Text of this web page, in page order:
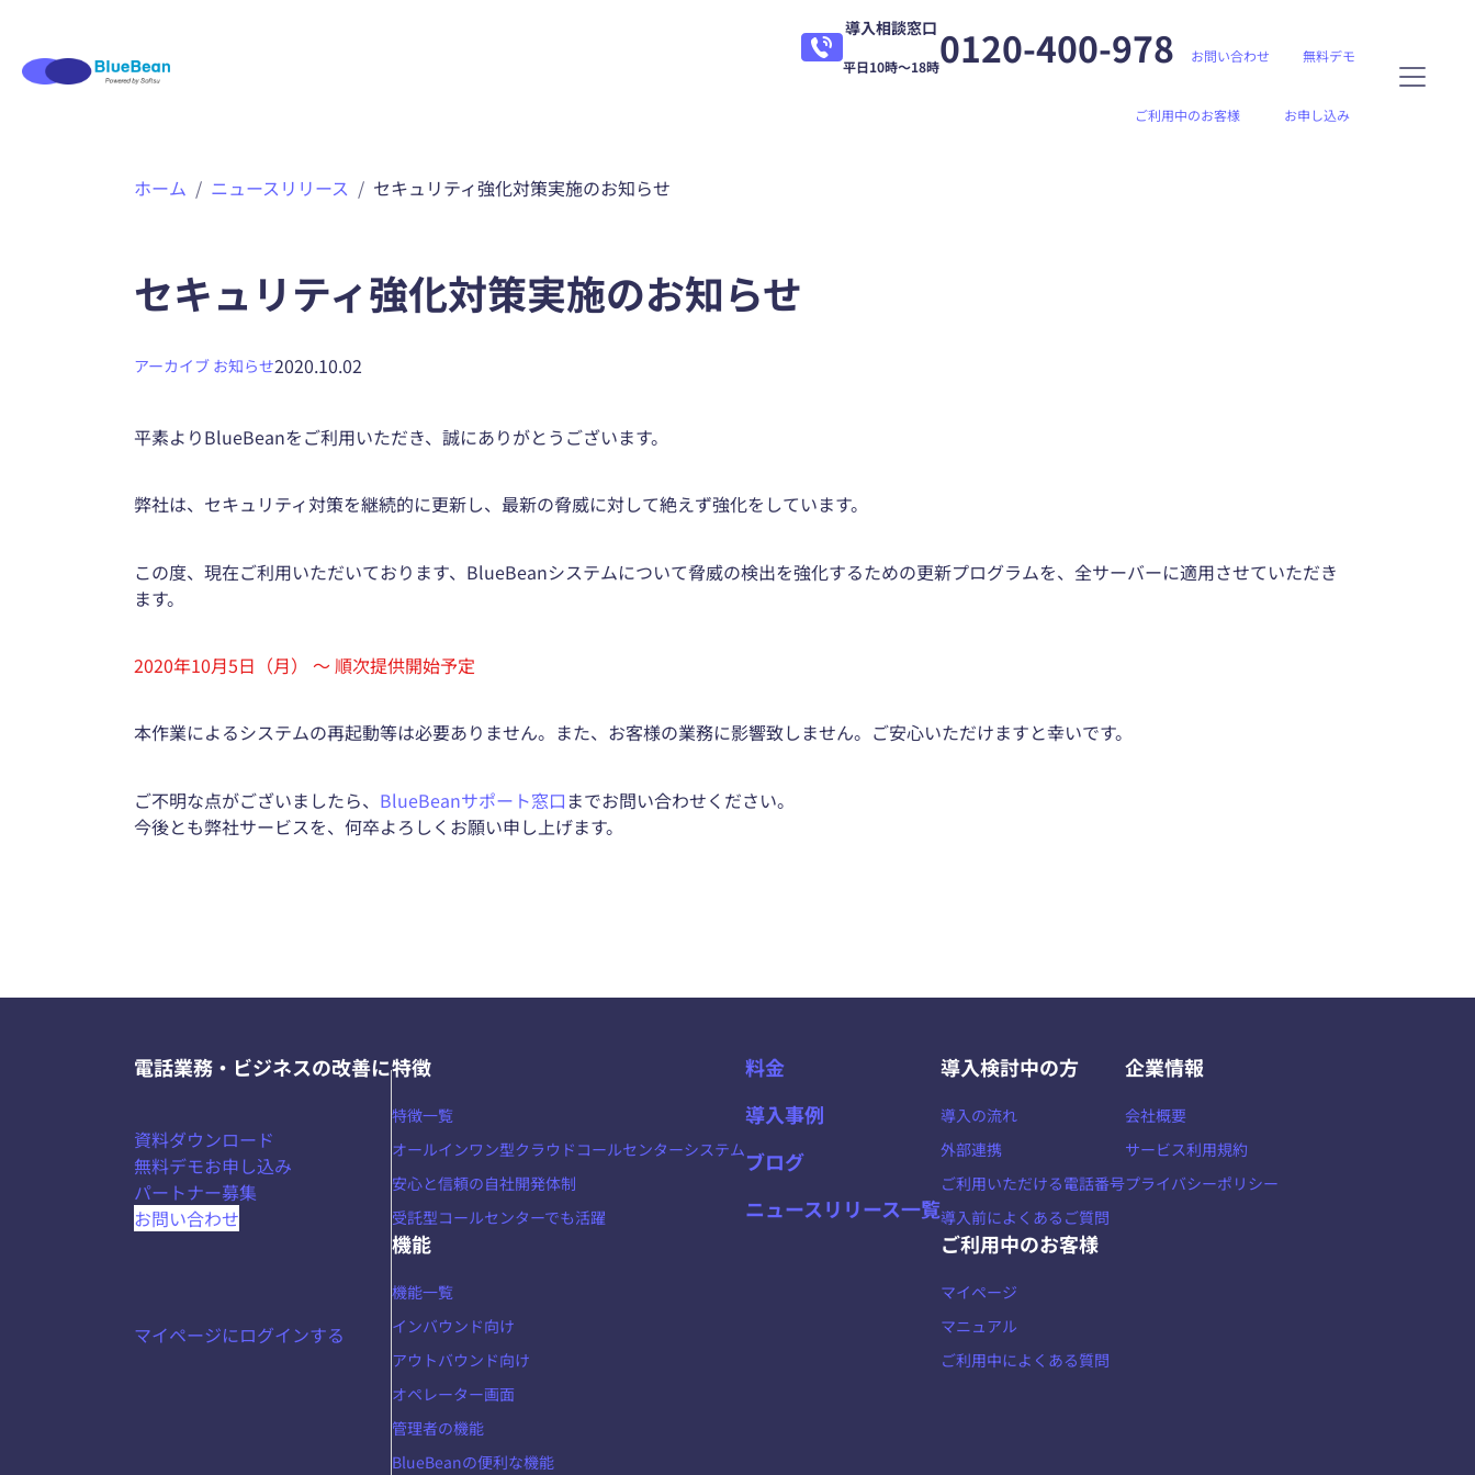
導入相談窓口
平日10時～18時0120-400-978 お問い合わせ 無料デモ
ご利用中のお客様 お申し込み
ホーム ニュースリリース セキュリティ強化対策実施のお知らせ
セキュリティ強化対策実施のお知らせ
アーカイブ お知らせ2020.10.02
平素よりBlueBeanをご利用いただき、誠にありがとうございます。
弊社は、セキュリティ対策を継続的に更新し、最新の脅威に対して絶えず強化をしています。
この度、現在ご利用いただいております、BlueBeanシステムについて脅威の検出を強化するための更新プログラムを、全サーバーに適用させていただき
ます。
2020年10月5日（月） ～ 順次提供開始予定
本作業によるシステムの再起動等は必要ありません。また、お客様の業務に影響致しません。ご安心いただけますと幸いです。
ご不明な点がございましたら、 BlueBeanサポート窓口 までお問い合わせください。
今後とも弊社サービスを、何卒よろしくお願い申し上げます。
電話業務・ビジネスの改善に
資料ダウンロード
無料デモお申し込み
パートナー募集
お問い合わせ
マイページにログインする
特徴
特徴一覧
オールインワン型クラウドコールセンターシステム
安心と信頼の自社開発体制
受託型コールセンターでも活躍
機能
機能一覧
インバウンド向け
アウトバウンド向け
オペレーター画面
管理者の機能
BlueBeanの便利な機能
料金
導入事例
ブログ
ニュースリリース一覧
導入検討中の方
導入の流れ
外部連携
ご利用いただける電話番号
導入前によくあるご質問
ご利用中のお客様
マイページ
マニュアル
ご利用中によくある質問
企業情報
会社概要
サービス利用規約
プライバシーポリシー